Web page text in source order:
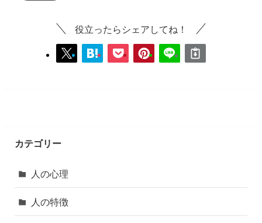
役立ったらシェアしてね！
カテゴリー
人の心理
人の特徴